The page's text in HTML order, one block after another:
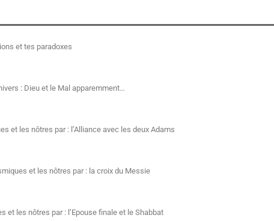
et tes paradoxes
: Dieu et le Mal apparemment…
et les nôtres par : l’Alliance avec les deux Adams
et les nôtres par : la croix du Messie
et les nôtres par : l’Epouse finale et le Shabbat